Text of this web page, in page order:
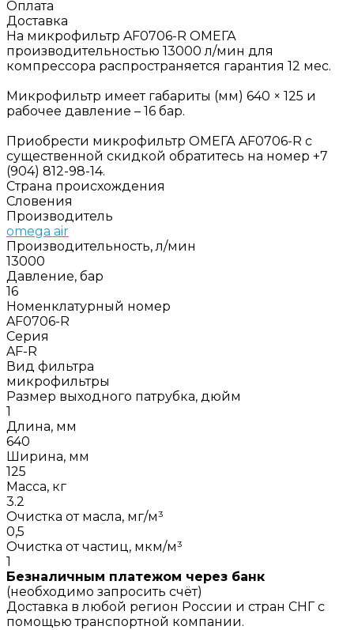
Оплата
Доставка
На микрофильтр AF0706-R ОМЕГА
производительностью 13000 л/мин для
компрессора распространяется гарантия 12 мес.
Микрофильтр имеет габариты (мм) 640 × 125 и
рабочее давление – 16 бар.
Приобрести микрофильтр ОМЕГА AF0706-R с
существенной скидкой обратитесь на номер +7
(904) 812-98-14.
Страна происхождения
Словения
Производитель
omega air
Производительность, л/мин
13000
Давление, бар
16
Номенклатурный номер
AF0706-R
Серия
AF-R
Вид фильтра
микрофильтры
Размер выходного патрубка, дюйм
1
Длина, мм
640
Ширина, мм
125
Масса, кг
3.2
Очистка от масла, мг/м³
0,5
Очистка от частиц, мкм/м³
1
Безналичным платежом через банк
(необходимо запросить счёт)
Доставка в любой регион России и стран СНГ с
помощью транспортной компании.